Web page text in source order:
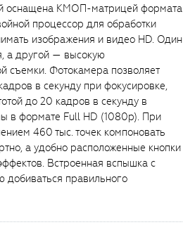
оснащена КМОП-матрицей формата
процессор для обработки
изображения и видео HD. Один
а другой — высокую
съемки. Фотокамера позволяет
в секунду при фокусировке,
до 20 кадров в секунду в
в формате Full HD (1080p). При
460 тыс. точек компоновать
а удобно расположенные кнопки
Встроенная вспышка с
добиваться правильного